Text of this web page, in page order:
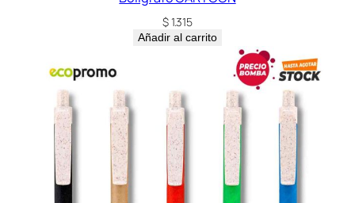
$1.315
Añadir al carrito